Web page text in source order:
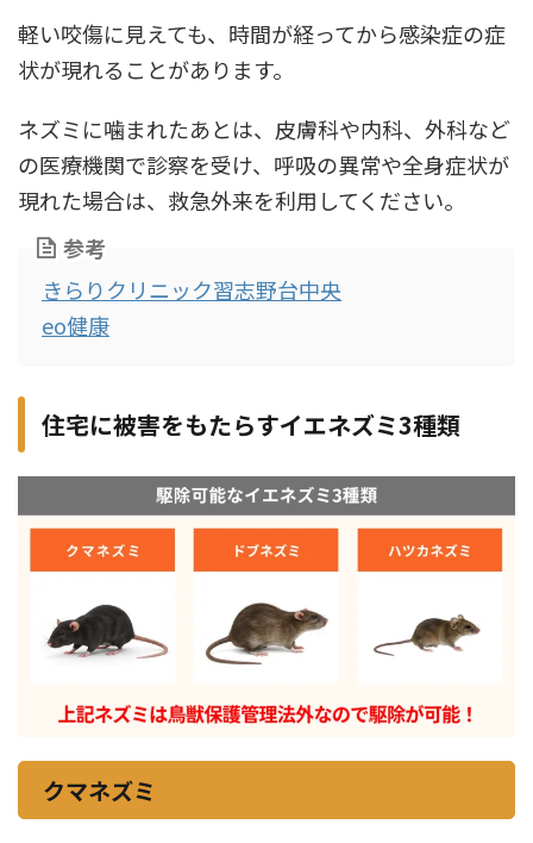
軽い咬傷に見えても、時間が経ってから感染症の症
状が現れることがあります。
ネズミに噛まれたあとは、皮膚科や内科、外科など
の医療機関で診察を受け、呼吸の異常や全身症状が
現れた場合は、救急外来を利用してください。
参考
きらりクリニック習志野台中央
eo健康
住宅に被害をもたらすイエネズミ3種類
クマネズミ